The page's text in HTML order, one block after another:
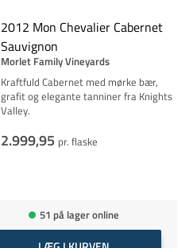
2012 Mon Chevalier Cabernet
Sauvignon
Morlet Family Vineyards
Kraftfuld Cabernet med mørke bær,
grafit og elegante tanniner fra Knights
Valley.
2.999,95 pr. flaske
51 på lager online